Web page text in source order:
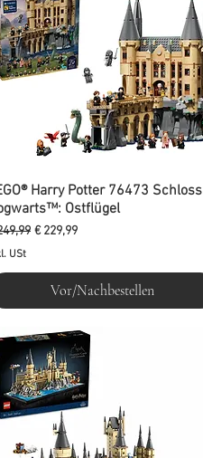
Harry Potter 76473 Schloss
Ostflügel
Sale-Preis
€ 229,99
USt
Vor/Nachbestellen